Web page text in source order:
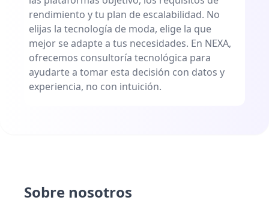
rendimiento y tu plan de escalabilidad. No
elijas la tecnología de moda, elige la que
mejor se adapte a tus necesidades. En NEXA,
ofrecemos consultoría tecnológica para
ayudarte a tomar esta decisión con datos y
experiencia, no con intuición.
Sobre nosotros